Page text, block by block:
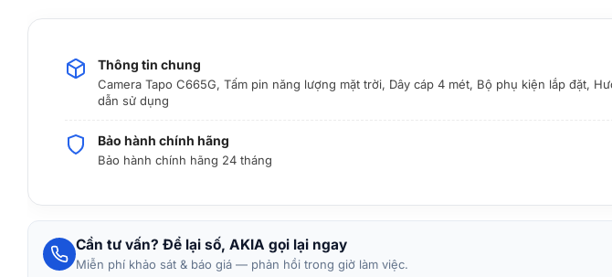
Thông tin chung
Camera Tapo C665G, Tấm pin năng lượng mặt trời, Dây cáp 4 mét, Bộ phụ kiện lắp đặt,
dẫn sử dụng
Bảo hành chính hãng
Bảo hành chính hãng 24 tháng
Cần tư vấn? Để lại số, AKIA gọi lại ngay
Miễn phí khảo sát & báo giá — phản hồi trong giờ làm việc.